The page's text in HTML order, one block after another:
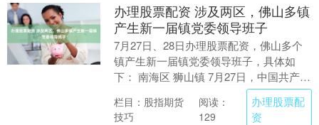
办理股票配资 涉及两区，佛山多镇
产生新一届镇党委领导班子
7月27日、28日办理股票配资，佛山多个
镇产生新一届镇党委领导班子，具体如
下： 南海区 狮山镇 7月27日，中国共产党
佛山市南海区狮山镇第五次党员代表大会
召开。....
栏目：股指期货
技巧
阅读：
129
办理股票配
资